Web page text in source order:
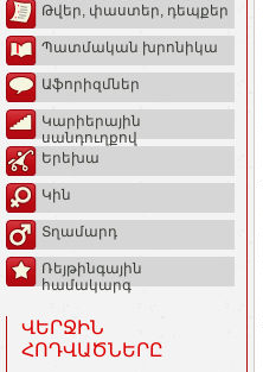
Թվեր, փաստեր, դեպքեր
Պատմական խրոնիկա
Աֆորիզմներ
Կարիերային
սանդուղքով
Երեխա
Կին
Տղամարդ
Ռեյթինգային
համակարգ
ՎԵՐՋԻՆ
ՀՈԴՎԱԾՆԵՐԸ